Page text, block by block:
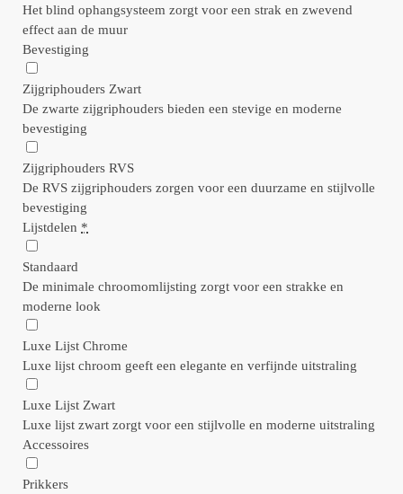
Het blind ophangsysteem zorgt voor een strak en zwevend
effect aan de muur
Bevestiging
Zijgriphouders Zwart
De zwarte zijgriphouders bieden een stevige en moderne
bevestiging
Zijgriphouders RVS
De RVS zijgriphouders zorgen voor een duurzame en stijlvolle
bevestiging
Lijstdelen *
Standaard
De minimale chroomomlijsting zorgt voor een strakke en
moderne look
Luxe Lijst Chrome
Luxe lijst chroom geeft een elegante en verfijnde uitstraling
Luxe Lijst Zwart
Luxe lijst zwart zorgt voor een stijlvolle en moderne uitstraling
Accessoires
Prikkers